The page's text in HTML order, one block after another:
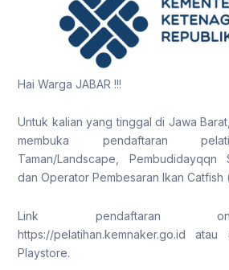
Hai Warga JABAR !!!
Untuk kalian yang tinggal di Jawa
membuka pendaftaran
Taman/Landscape, Pembudidayqqn
dan Operator Pembesaran Ikan Catfish
Link pendaftaran
https://pelatihan.kemnaker.go.id
Playstore.